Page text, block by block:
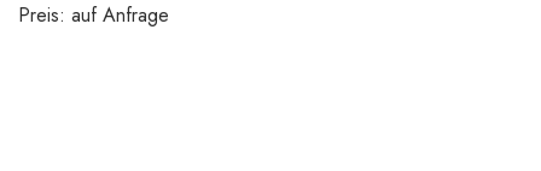
Preis: auf Anfrage